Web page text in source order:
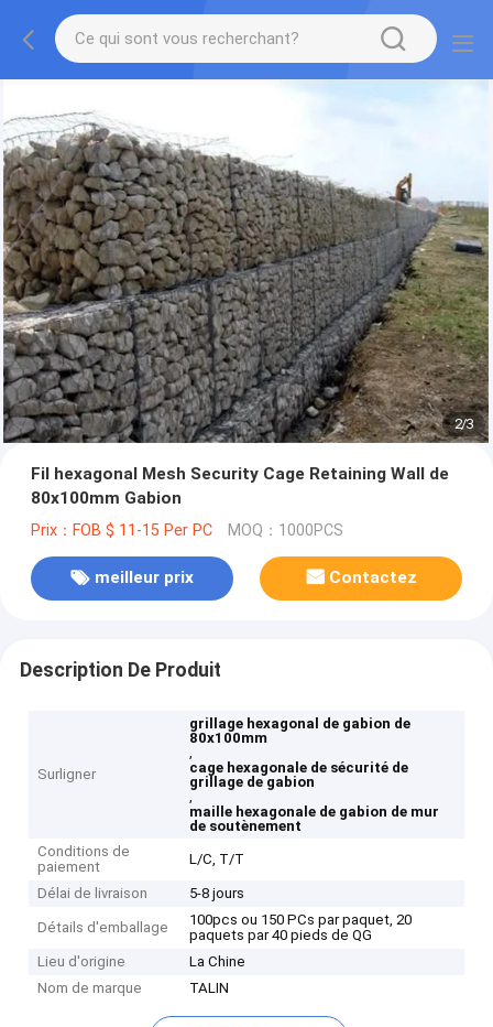
2/3
Fil hexagonal Mesh Security Cage Retaining Wall de
80x100mm Gabion
Prix：FOB $ 11-15 Per PC MOQ：1000PCS
meilleur prix Contactez
Description De Produit
Surligner
grillage hexagonal de gabion de
80x100mm
,
cage hexagonale de sécurité de
grillage de gabion
,
maille hexagonale de gabion de mur
de soutènement
Conditions de
paiement
L/C, T/T
Délai de livraison 5-8 jours
Détails d'emballage
100pcs ou 150 PCs par paquet, 20
paquets par 40 pieds de QG
Lieu d'origine
La Chine
Nom de marque
TALIN